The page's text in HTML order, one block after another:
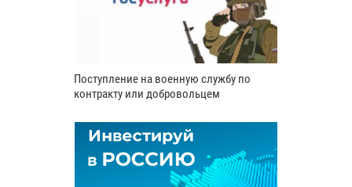
Поступление на военную службу по
контракту или добровольцем